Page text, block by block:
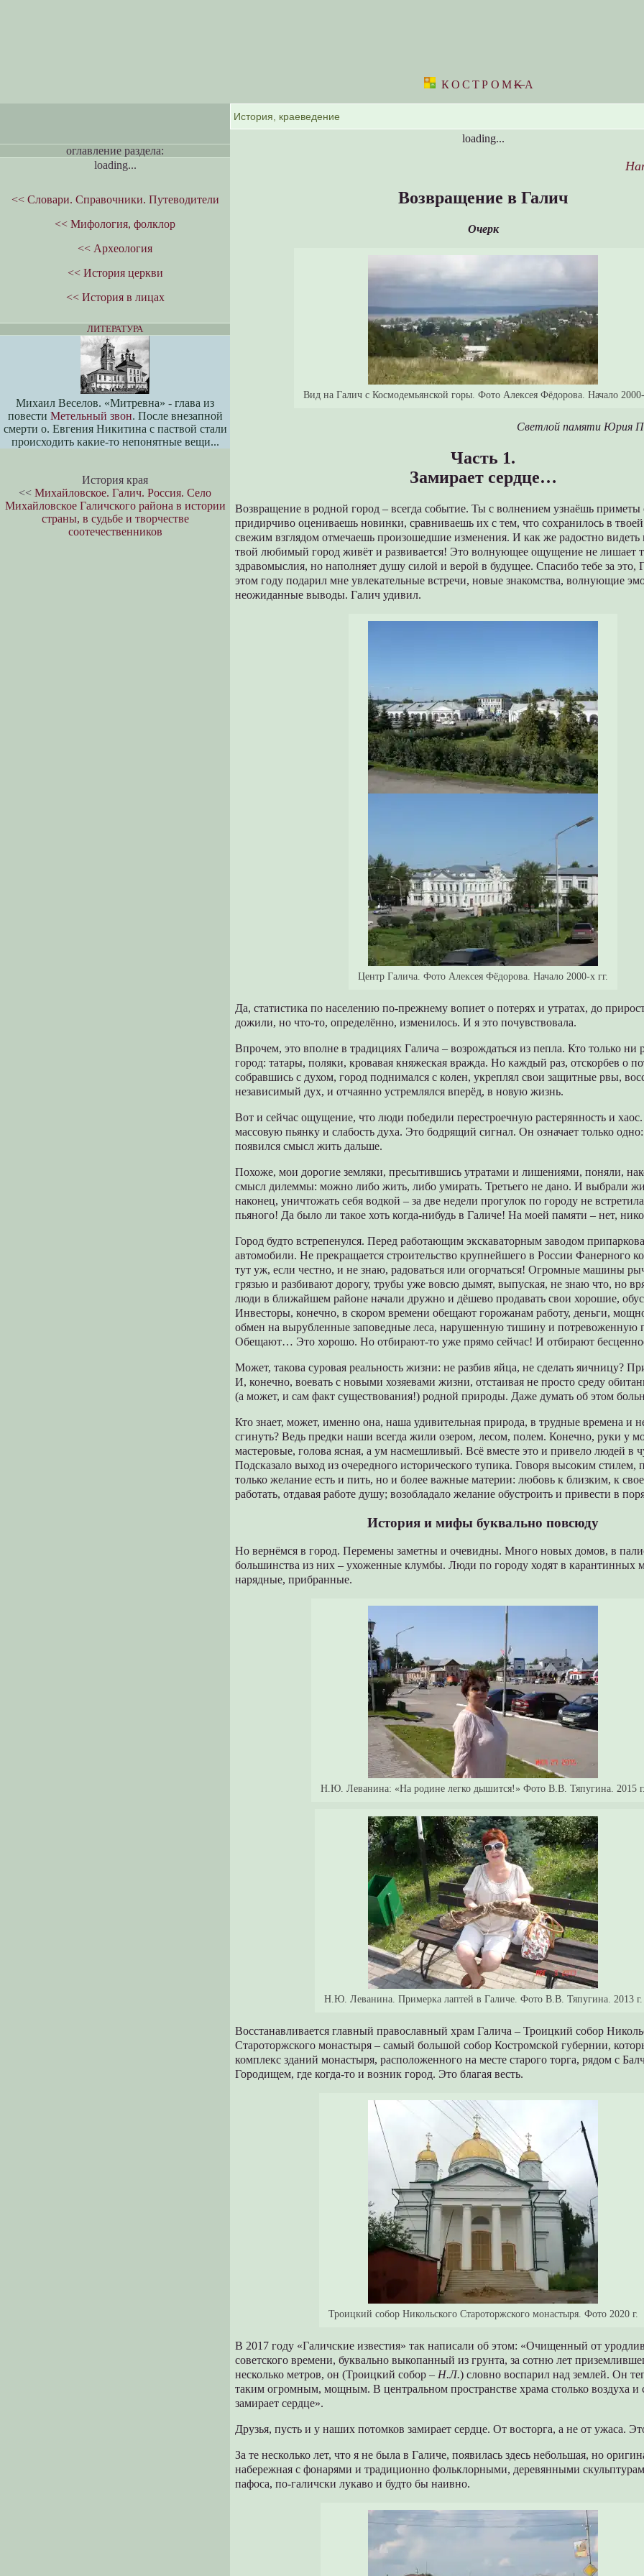
КОСТРОМKА
loading...
Возвращение в Галич
Очерк
Вид на Галич с Космодемьянской горы. Фото Алексея Фёдорова. Начало
Светлой памяти Юрия
Часть 1.
Замирает сердце…
Возвращение в родной город – всегда событие. Ты с волнением узнаёшь приметы
придирчиво оцениваешь новинки, сравниваешь их с тем, что сохранилось в
свежим взглядом отмечаешь произошедшие изменения. И как же радостно видеть
твой любимый город живёт и развивается! Это волнующее ощущение не лишает
здравомыслия, но наполняет душу силой и верой в будущее. Спасибо тебе за это,
этом году подарил мне увлекательные встречи, новые знакомства, волнующие
неожиданные выводы. Галич удивил.
Центр Галича. Фото Алексея Фёдорова. Начало 2000-х гг.
Да, статистика по населению по-прежнему вопиет о потерях и утратах, до
дожили, но что-то, определённо, изменилось. И я это почувствовала.
Впрочем, это вполне в традициях Галича – возрождаться из пепла. Кто только ни
город: татары, поляки, кровавая княжеская вражда. Но каждый раз, отскорбев о
собравшись с духом, город поднимался с колен, укреплял свои защитные рвы,
независимый дух, и отчаянно устремлялся вперёд, в новую жизнь.
Вот и сейчас ощущение, что люди победили перестроечную растерянность и
массовую пьянку и слабость духа. Это бодрящий сигнал. Он означает только
появился смысл жить дальше.
Похоже, мои дорогие земляки, пресытившись утратами и лишениями, поняли,
смысл дилеммы: можно либо жить, либо умирать. Третьего не дано. И выбрали
наконец, уничтожать себя водкой – за две недели прогулок по городу не
пьяного! Да было ли такое хоть когда-нибудь в Галиче! На моей памяти – нет,
Город будто встрепенулся. Перед работающим экскаваторным заводом
автомобили. Не прекращается строительство крупнейшего в России Фанерного
тут уж, если честно, и не знаю, радоваться или огорчаться! Огромные машины
грязью и разбивают дорогу, трубы уже вовсю дымят, выпуская, не знаю что, но
люди в ближайшем районе начали дружно и дёшево продавать свои хорошие,
Инвесторы, конечно, в скором времени обещают горожанам работу, деньги,
обмен на вырубленные заповедные леса, нарушенную тишину и потревоженную
Обещают… Это хорошо. Но отбирают-то уже прямо сейчас! И отбирают
Может, такова суровая реальность жизни: не разбив яйца, не сделать яичницу?
И, конечно, воевать с новыми хозяевами жизни, отстаивая не просто среду
(а может, и сам факт существования!) родной природы. Даже думать об этом
Кто знает, может, именно она, наша удивительная природа, в трудные времена и
сгинуть? Ведь предки наши всегда жили озером, лесом, полем. Конечно, руки у
мастеровые, голова ясная, а ум насмешливый. Всё вместе это и привело людей в
Подсказало выход из очередного исторического тупика. Говоря высоким стилем,
только желание есть и пить, но и более важные материи: любовь к близким, к
работать, отдавая работе душу; возобладало желание обустроить и привести в
История и мифы буквально повсюду
Но вернёмся в город. Перемены заметны и очевидны. Много новых домов, в
большинства из них – ухоженные клумбы. Люди по городу ходят в карантинных
нарядные, прибранные.
Н.Ю. Леванина: «На родине легко дышится!» Фото В.В. Тяпугина. 2015
Н.Ю. Леванина. Примерка лаптей в Галиче. Фото В.В. Тяпугина. 2013 г.
Восстанавливается главный православный храм Галича – Троицкий собор
Староторжского монастыря – самый большой собор Костромской губернии,
комплекс зданий монастыря, расположенного на месте старого торга, рядом с
Городищем, где когда-то и возник город. Это благая весть.
Троицкий собор Никольского Староторжского монастыря. Фото 2020 г.
В 2017 году «Галичские известия» так написали об этом: «Очищенный от
советского времени, буквально выкопанный из грунта, за сотню лет
несколько метров, он (Троицкий собор – Н.Л.) словно воспарил над землей. Он
таким огромным, мощным. В центральном пространстве храма столько воздуха и
замирает сердце».
Друзья, пусть и у наших потомков замирает сердце. От восторга, а не от ужаса.
За те несколько лет, что я не была в Галиче, появилась здесь небольшая, но
набережная с фонарями и традиционно фольклорными, деревянными
пафоса, по-галичски лукаво и будто бы наивно.
оглавление раздела:
loading...
<< Словари. Справочники. Путеводители
<< Мифология, фолклор
<< Археология
<< История церкви
<< История в лицах
ЛИТЕРАТУРА
Михаил Веселов. «Митревна» - глава из
повести Метельный звон. После внезапной
смерти о. Евгения Никитина с паствой стали
происходить какие-то непонятные вещи...
История края
<< Михайловское. Галич. Россия. Село
Михайловское Галичского района в истории
страны, в судьбе и творчестве
соотечественников